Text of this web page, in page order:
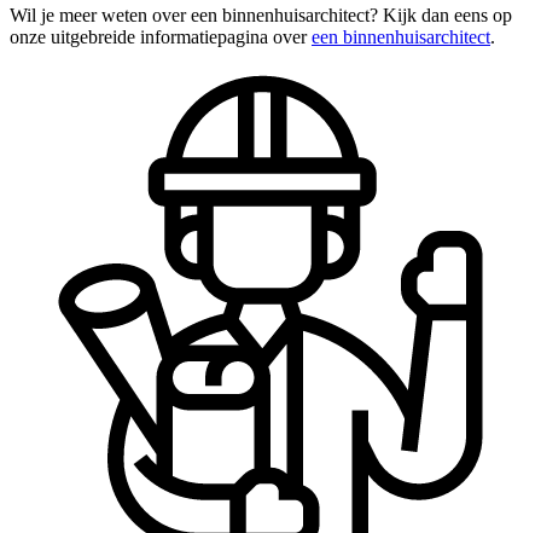
Wil je meer weten over een binnenhuisarchitect? Kijk dan eens op
onze uitgebreide informatiepagina overeen binnenhuisarchitect.